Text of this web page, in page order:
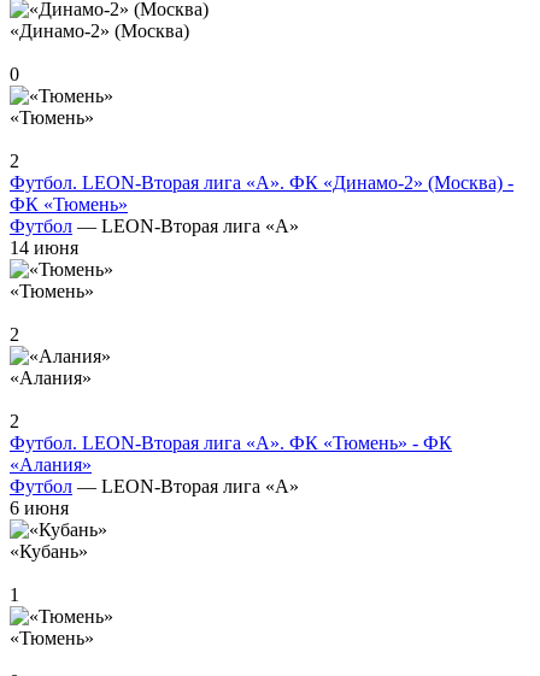
«Динамо-2» (Москва)
0
«Тюмень»
2
Футбол. LEON-Вторая лига «А». ФК «Динамо-2» (Москва) -
ФК «Тюмень»
Футбол — LEON-Вторая лига «А»
14 июня
«Тюмень»
2
«Алания»
2
Футбол. LEON-Вторая лига «А». ФК «Тюмень» - ФК
«Алания»
Футбол — LEON-Вторая лига «А»
6 июня
«Кубань»
1
«Тюмень»